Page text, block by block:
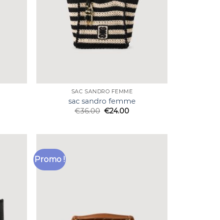
SAC SANDRO FEMME
sac sandro femme
€36.00 €24.00
Promo !